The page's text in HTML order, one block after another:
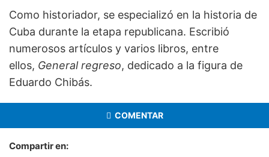
Como historiador, se especializó en la historia de
Cuba durante la etapa republicana. Escribió
numerosos artículos y varios libros, entre
ellos, General regreso, dedicado a la figura de
Eduardo Chibás.
COMENTAR
Compartir en: